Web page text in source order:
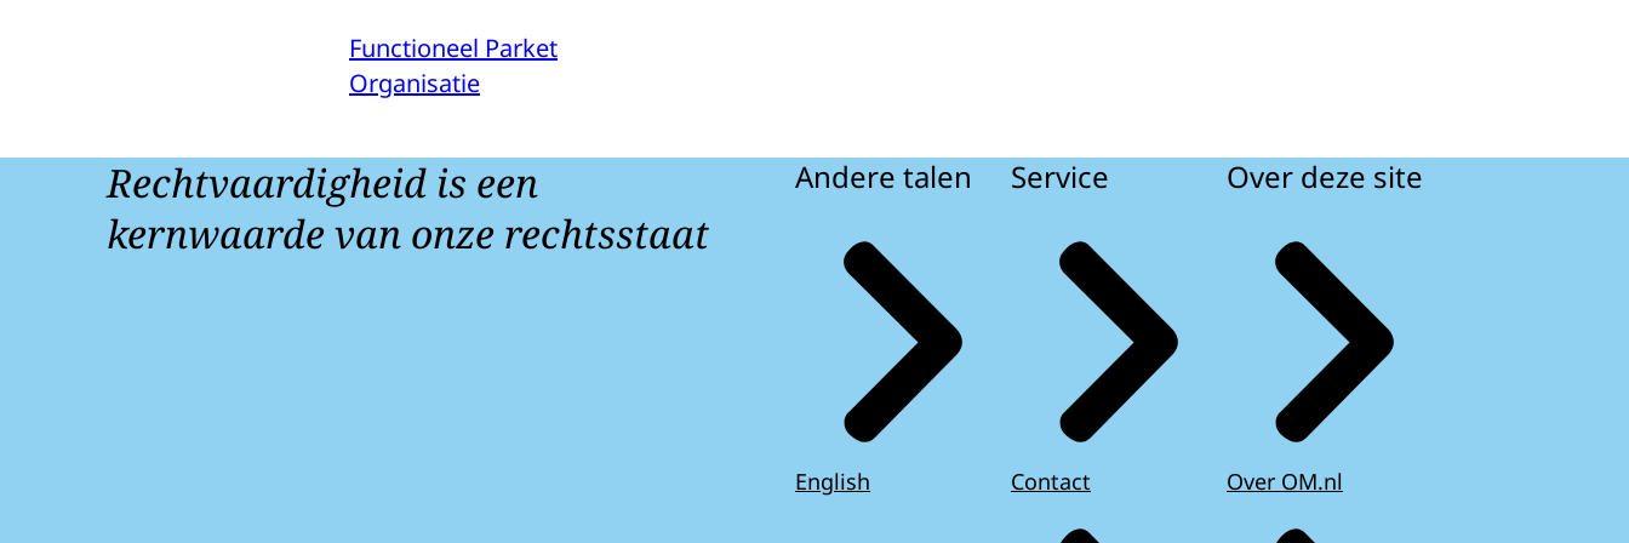
Functioneel Parket
Organisatie
Rechtvaardigheid is een
kernwaarde van onze rechtsstaat
Andere talen
English
Service
Contact
Over deze site
Over OM.nl